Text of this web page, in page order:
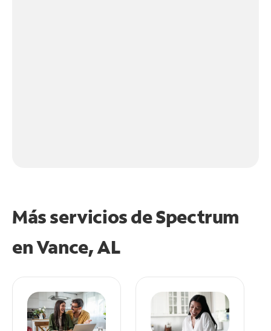
Más servicios de Spectrum
enVance, AL